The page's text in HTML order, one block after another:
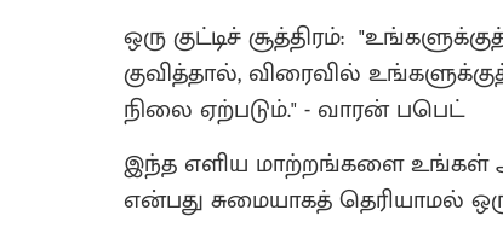
​ஒரு குட்டிச் சூத்திரம்:
குவித்தால், விரைவில்
நிலை ஏற்படும்." - வாரன் பபெட்
​இந்த எளிய மாற்றங்களை உங்கள்
என்பது சுமையாகத் தெரியாமல்